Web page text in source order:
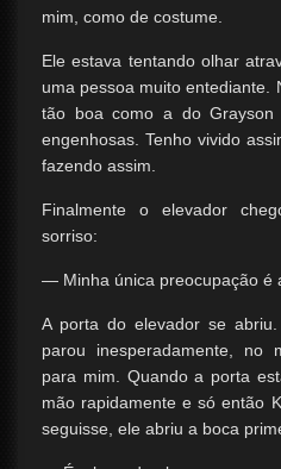
mim, como de costume.
Ele estava tentando olhar
uma pessoa muito entediante.
tão boa como a do
engenhosas. Tenho vivido
fazendo assim.
Finalmente o elevador
sorriso:
— Minha única preocupação é
A porta do elevador se
parou inesperadamente, no
para mim. Quando a porta
mão rapidamente e só então
seguisse, ele abriu a boca